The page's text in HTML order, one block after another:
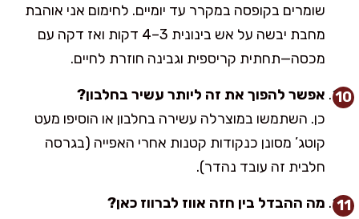
שומרים בקופסה במקרר עד יומיים. לחימום אני אוהבת
מחבת יבשה על אש בינונית 3–4 דקות ואז דקה עם
מכסה—תחתית קריספית וגבינה חוזרת לחיים.
אפשר להפוך את זה ליותר עשיר בחלבון?
כן. השתמשו במוצרלה עשירה בחלבון או הוסיפו מעט
קוטג’ מסונן כנקודות קטנות אחרי האפייה (בגרסה
חלבית זה עובד נהדר).
מה ההבדל בין חזה אווז לברווז כאן?